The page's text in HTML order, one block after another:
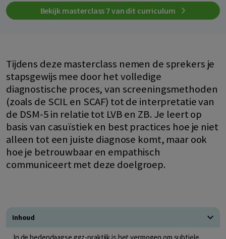
Bekijk masterclass 7 van dit curriculum
Tijdens deze masterclass nemen de sprekers je
stapsgewijs mee door het volledige
diagnostische proces, van screeningsmethoden
(zoals de SCIL en SCAF) tot de interpretatie van
de DSM-5 in relatie tot LVB en ZB. Je leert op
basis van casuïstiek en best practices hoe je niet
alleen tot een juiste diagnose komt, maar ook
hoe je betrouwbaar en empathisch
communiceert met deze doelgroep.
Inhoud
In de hedendaagse ggz-praktijk is het vermogen om subtiele